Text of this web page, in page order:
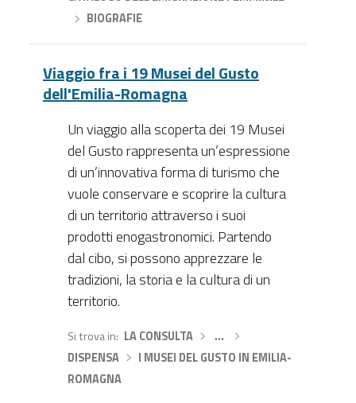
BIOGRAFIE
Viaggio fra i 19 Musei del Gusto
dell'Emilia-Romagna
Un viaggio alla scoperta dei 19 Musei
del Gusto rappresenta un’espressione
di un’innovativa forma di turismo che
vuole conservare e scoprire la cultura
di un territorio attraverso i suoi
prodotti enogastronomici. Partendo
dal cibo, si possono apprezzare le
tradizioni, la storia e la cultura di un
territorio.
Si trova in LA CONSULTA› …
DISPENSA›
I MUSEI DEL GUSTO IN EMILIA-
ROMAGNA